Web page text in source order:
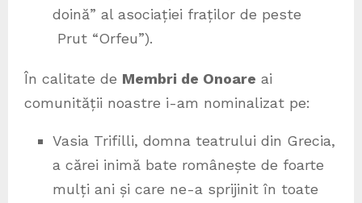
doină” al asociației fraților de peste
Prut “Orfeu”).
În calitate de Membri de Onoare ai
comunității noastre i-am nominalizat pe:
Vasia Trifilli, domna teatrului din Grecia,
a cărei inimă bate românește de foarte
mulți ani și care ne-a sprijinit în toate